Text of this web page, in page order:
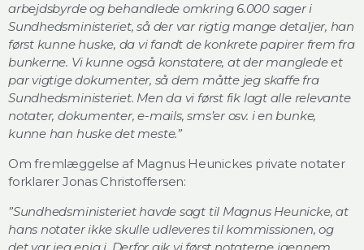
arbejdsbyrde og behandlede omkring 6.000 sager i
Sundhedsministeriet, så der var rigtig mange detaljer, han
først kunne huske, da vi fandt de konkrete papirer frem fra
bunkerne. Vi kunne også konstatere, at der manglede et
par vigtige dokumenter, så dem måtte jeg skaffe fra
Sundhedsministeriet. Men da vi først fik lagt alle relevante
notater, dokumenter, e-mails, sms’er osv. i en bunke,
kunne han huske det meste.”
Om fremlæggelse af Magnus Heunickes private notater
forklarer Jonas Christoffersen:
”Sundhedsministeriet havde sagt til Magnus Heunicke, at
hans notater ikke skulle udleveres til kommissionen, og